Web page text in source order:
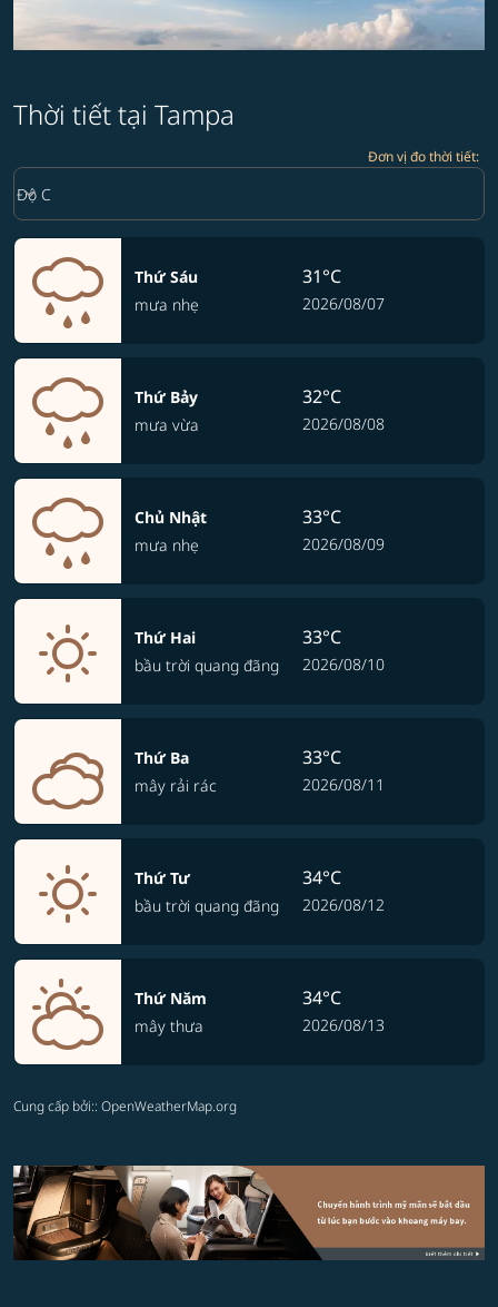
Thời tiết tại Tampa
Đơn vị đo thời tiết:
Weather unit option Độ C Selected
Độ C
keyboard_arrow_down
Thứ Sáu
mưa nhẹ
31°C
2026/08/07
Thứ Bảy
mưa vừa
32°C
2026/08/08
Chủ Nhật
mưa nhẹ
33°C
2026/08/09
Thứ Hai
bầu trời quang đãng
33°C
2026/08/10
Thứ Ba
mây rải rác
33°C
2026/08/11
Thứ Tư
bầu trời quang đãng
34°C
2026/08/12
Thứ Năm
mây thưa
34°C
2026/08/13
Cung cấp bởi:: OpenWeatherMap.org